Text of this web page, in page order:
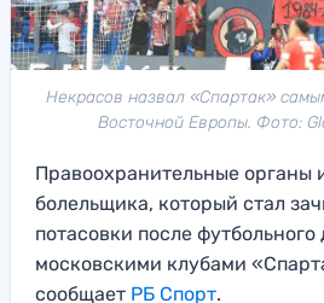
Некрасов назвал «Спартак»
Восточной Европы. Фото:
Правоохранительные органы
болельщика, который стал
потасовки после
московскими клубами
сообщает РБ Спорт.